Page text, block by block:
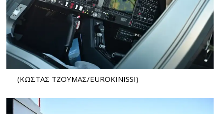
(ΚΩΣΤΑΣ ΤΖΟΥΜΑΣ/EUROKINISSI)